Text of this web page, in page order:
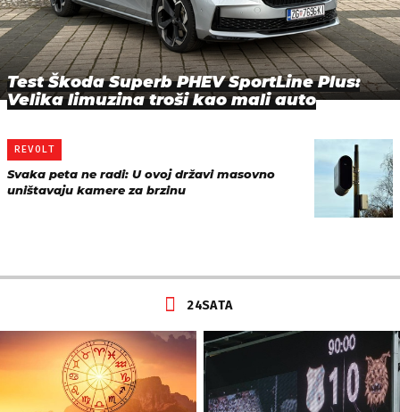
Test Škoda Superb PHEV SportLine Plus:
Velika limuzina troši kao mali auto
REVOLT
Svaka peta ne radi: U ovoj državi masovno
uništavaju kamere za brzinu